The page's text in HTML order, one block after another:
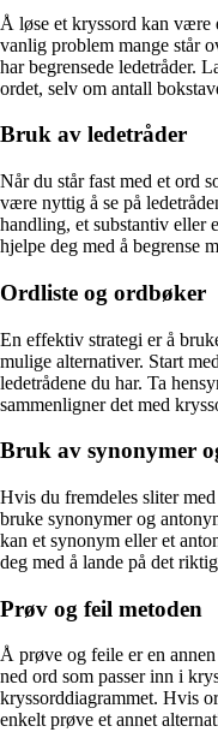
Å løse et kryssord kan være
vanlig problem mange står
har begrensede ledetråder.
ordet, selv om antall
Bruk av ledetråder
Når du står fast med et ord
være nyttig å se på
handling, et substantiv eller
hjelpe deg med å begrense
Ordliste og ordbøker
En effektiv strategi er å
mulige alternativer. Start
ledetrådene du har. Ta
sammenligner det med
Bruk av synonymer
Hvis du fremdeles sliter
bruke synonymer og
kan et synonym eller et
deg med å lande på det
Prøv og feil metoden
Å prøve og feile er en
ned ord som passer inn i
kryssorddiagrammet. Hvis
enkelt prøve et annet